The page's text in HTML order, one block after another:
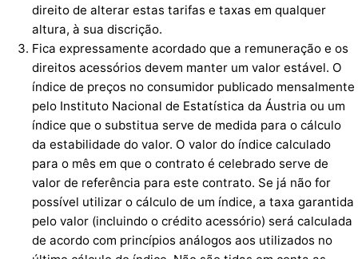
direito de alterar estas tarifas e taxas em qualquer
altura, à sua discrição.
Fica expressamente acordado que a remuneração e os
direitos acessórios devem manter um valor estável. O
índice de preços no consumidor publicado mensalmente
pelo Instituto Nacional de Estatística da Áustria ou um
índice que o substitua serve de medida para o cálculo
da estabilidade do valor. O valor do índice calculado
para o mês em que o contrato é celebrado serve de
valor de referência para este contrato. Se já não for
possível utilizar o cálculo de um índice, a taxa garantida
pelo valor (incluindo o crédito acessório) será calculada
de acordo com princípios análogos aos utilizados no